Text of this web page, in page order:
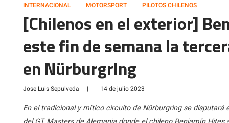
INTERNACIONAL MOTORSPORT PILOTOS CHILENOS
[Chilenos en el exterior]
este fin de semana la
en Nürburgring
Jose Luis Sepulveda | 14 de julio 2023
En el tradicional y mítico circuito de Nürburgring se